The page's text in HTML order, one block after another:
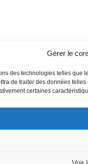
Gérer le
des technologies telles
de traiter des données
certaines